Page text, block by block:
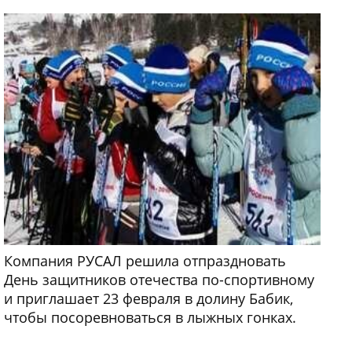
Компания РУСАЛ решила отпраздновать
День защитников отечества по-спортивному
и приглашает 23 февраля в долину Бабик,
чтобы посоревноваться в лыжных гонках.